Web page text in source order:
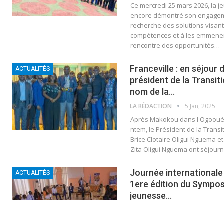
Ce mercredi 25 mars 2026, la
encore démontré son
recherche des solutions
compétences et à les
rencontre des opportunités…
ACTUALITÉS
Franceville : en séjour
président de la
nom de la…
LA RÉDACTION 5 Jan, 2025
Après Makokou dans
ntem, le Président de la
Brice Clotaire Oligui Nguema
Zita Oligui Nguema ont
ACTUALITÉS
Journée internationale
1ere édition du
jeunesse…